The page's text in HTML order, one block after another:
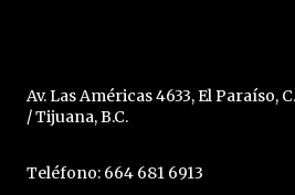
Av. Las Américas 4633, El Paraíso,
/ Tijuana, B.C.
Teléfono: 664 681 6913